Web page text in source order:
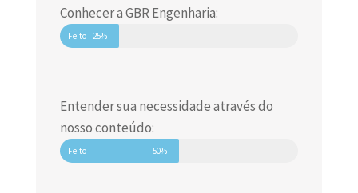
Conhecer a GBR Engenharia:
Feito 25%
Entender sua necessidade através do
nosso conteúdo:
Feito 50%